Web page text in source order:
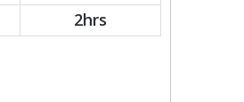
2hrs